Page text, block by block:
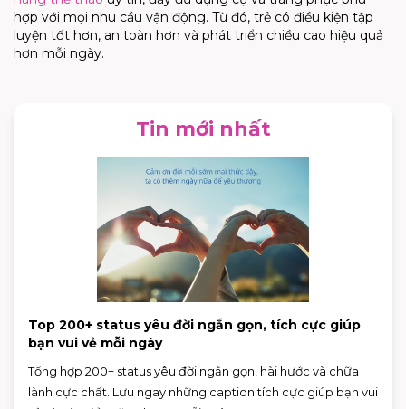
hợp với mọi nhu cầu vận động. Từ đó, trẻ có điều kiện tập
luyện tốt hơn, an toàn hơn và phát triển chiều cao hiệu quả
hơn mỗi ngày.
Tin mới nhất
Top 200+ status yêu đời ngắn gọn, tích cực giúp
bạn vui vẻ mỗi ngày
Tổng hợp 200+ status yêu đời ngắn gọn, hài hước và chữa
lành cực chất. Lưu ngay những caption tích cực giúp bạn vui